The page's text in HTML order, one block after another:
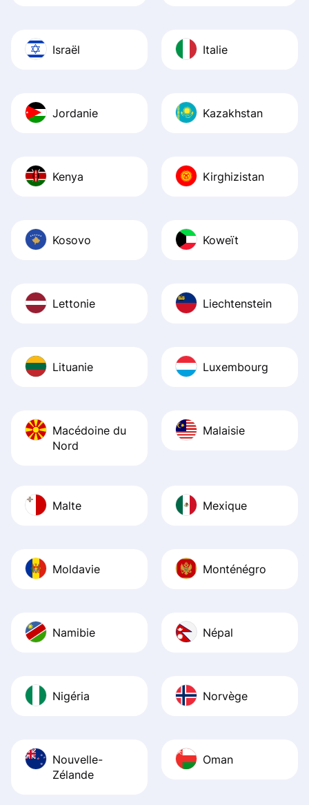
Israël Italie
Jordanie Kazakhstan
Kenya Kirghizistan
Kosovo Koweït
Lettonie Liechtenstein
Lituanie Luxembourg
Macédoine du
Nord
Malaisie
Malte Mexique
Moldavie Monténégro
Namibie Népal
Nigéria Norvège
Nouvelle-
Zélande
Oman